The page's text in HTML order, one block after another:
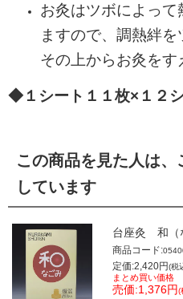
お灸はツボによって
ますので、調熱絆を
その上からお灸をす
◆１シート１１枚×１２シ
この商品を見た人は、
しています
台座灸 和（
商品コード:
定価:2,420円(税
まとめ買い価格
売価:1,376円(